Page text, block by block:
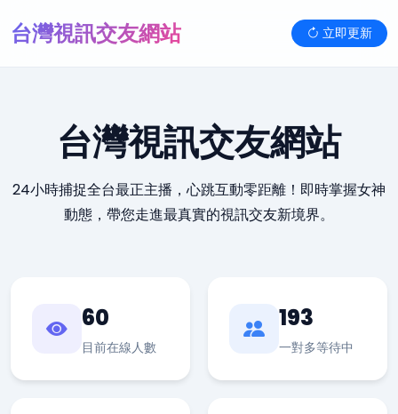
台灣視訊交友網站 立即更新
台灣視訊交友網站
24小時捕捉全台最正主播，心跳互動零距離！即時掌握女神
動態，帶您走進最真實的視訊交友新境界。
60
目前在線人數
193
一對多等待中